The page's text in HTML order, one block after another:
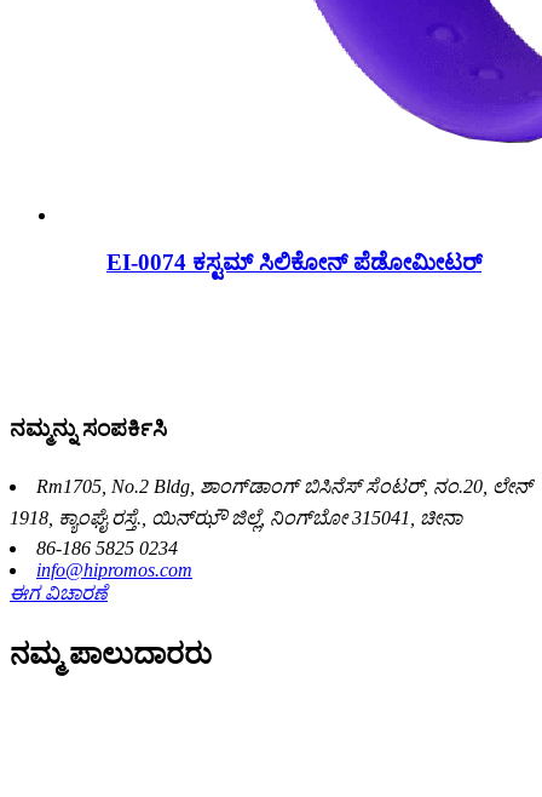
EI-0074 ಕಸ್ಟಮ್ ಸಿಲಿಕೋನ್ ಪೆಡೋಮೀಟರ್
ನಮ್ಮನ್ನು ಸಂಪರ್ಕಿಸಿ
Rm1705, No.2 Bldg, ಶಾಂಗ್‌ಡಾಂಗ್ ಬಿಸಿನೆಸ್ ಸೆಂಟರ್, ನಂ.20, ಲೇನ್
1918, ಕ್ಯಾಂಘೈ ರಸ್ತೆ., ಯಿನ್‌ಝೌ ಜಿಲ್ಲೆ, ನಿಂಗ್‌ಬೋ 315041, ಚೀನಾ
86-186 5825 0234
info@hipromos.com
ಈಗ ವಿಚಾರಣೆ
ನಮ್ಮ ಪಾಲುದಾರರು